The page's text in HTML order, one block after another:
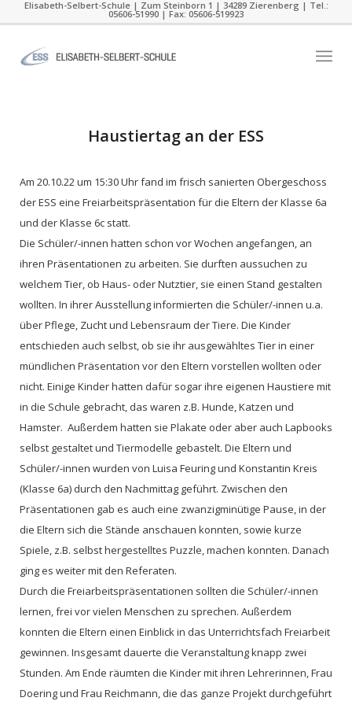
Elisabeth-Selbert-Schule | Zum Steinborn 1 | 34289 Zierenberg | Tel.:
05606-51990 | Fax: 05606-519923
Haustiertag an der ESS
Am 20.10.22 um 15:30 Uhr fand im frisch sanierten Obergeschoss
der ESS eine Freiarbeitspräsentation für die Eltern der Klasse 6a
und der Klasse 6c statt.
Die Schüler/-innen hatten schon vor Wochen angefangen, an
ihren Präsentationen zu arbeiten. Sie durften aussuchen zu
welchem Tier, ob Haus- oder Nutztier, sie einen Stand gestalten
wollten. In ihrer Ausstellung informierten die Schüler/-innen u.a.
über Pflege, Zucht und Lebensraum der Tiere. Die Kinder
entschieden auch selbst, ob sie ihr ausgewähltes Tier in einer
mündlichen Präsentation vor den Eltern vorstellen wollten oder
nicht. Einige Kinder hatten dafür sogar ihre eigenen Haustiere mit
in die Schule gebracht, das waren z.B. Hunde, Katzen und
Hamster. Außerdem hatten sie Plakate oder aber auch Lapbooks
selbst gestaltet und Tiermodelle gebastelt. Die Eltern und
Schüler/-innen wurden von Luisa Feuring und Konstantin Kreis
(Klasse 6a) durch den Nachmittag geführt. Zwischen den
Präsentationen gab es auch eine zwanzigminütige Pause, in der
die Eltern sich die Stände anschauen konnten, sowie kurze
Spiele, z.B. selbst hergestelltes Puzzle, machen konnten. Danach
ging es weiter mit den Referaten.
Durch die Freiarbeitspräsentationen sollten die Schüler/-innen
lernen, frei vor vielen Menschen zu sprechen. Außerdem
konnten die Eltern einen Einblick in das Unterrichtsfach Freiarbeit
gewinnen. Insgesamt dauerte die Veranstaltung knapp zwei
Stunden. Am Ende räumten die Kinder mit ihren Lehrerinnen, Frau
Doering und Frau Reichmann, die das ganze Projekt durchgeführt